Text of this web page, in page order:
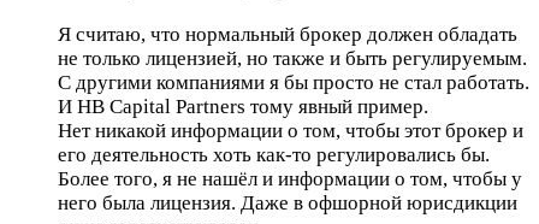
Я считаю, что нормальный брокер должен обладать
не только лицензией, но также и быть регулируемым.
С другими компаниями я бы просто не стал работать.
И HB Capital Partners тому явный пример.
Нет никакой информации о том, чтобы этот брокер и
его деятельность хоть как-то регулировались бы.
Более того, я не нашёл и информации о том, чтобы у
него была лицензия. Даже в офшорной юрисдикции